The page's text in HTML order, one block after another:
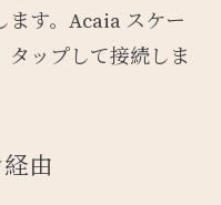
ます。Acaia スケー
ップして接続しま
由